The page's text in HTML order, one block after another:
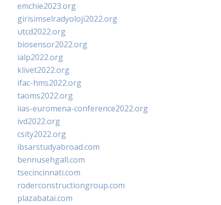
emchie2023.org
girisimselradyoloji2022.org
utcd2022.org
biosensor2022.org
ialp2022.org
klivet2022.org
ifac-hms2022.org
taoms2022.org
iias-euromena-conference2022.org
ivd2022.org
csity2022.org
ibsarstudyabroad.com
bennusehgall.com
tsecincinnati.com
roderconstructiongroup.com
plazabatai.com